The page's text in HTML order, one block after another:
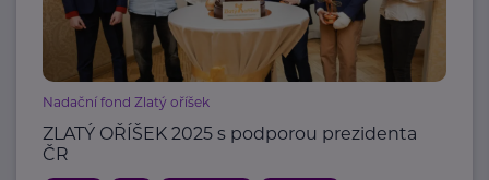
Nadační fond Zlatý oříšek
ZLATÝ OŘÍŠEK 2025 s podporou prezidenta
ČR